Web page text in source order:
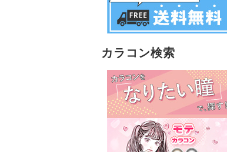
カラコン検索